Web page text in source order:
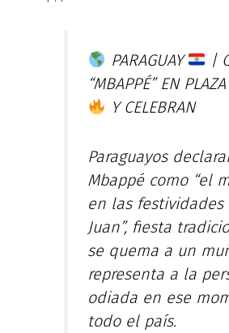
PARAGUAY
|
“MBAPPÉ” EN
Y CELEBRAN
Paraguayos
Mbappé como “el
en las festividades
Juan”, fiesta
se quema a un
representa a la
odiada en ese
todo el país.